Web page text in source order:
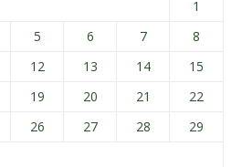
1
5 6 7
8
12 13 14
15
19 20 21
22
26 27 28
29